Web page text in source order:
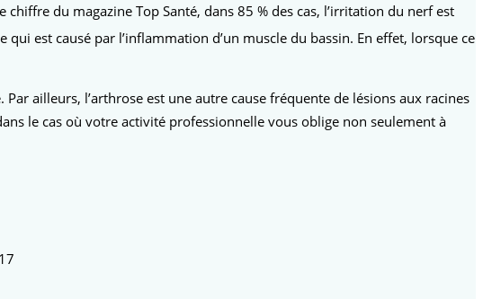
du magazine Top Santé, dans 85 % des cas, l’irritation du nerf est
est causé par l’inflammation d’un muscle du bassin. En effet, lorsque ce
ailleurs, l’arthrose est une autre cause fréquente de lésions aux racines
le cas où votre activité professionnelle vous oblige non seulement à